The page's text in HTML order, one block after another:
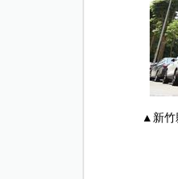
▲新竹